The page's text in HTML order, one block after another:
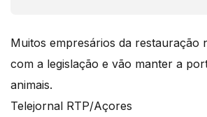
Muitos empresários da restauração
com a legislação e vão manter a
animais.
Telejornal RTP/Açores